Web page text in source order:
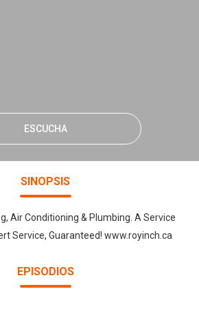
ESCUCHA
SINOPSIS
Air Conditioning & Plumbing. A Service
Service, Guaranteed! www.royinch.ca
EPISODIOS